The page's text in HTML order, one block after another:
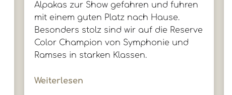
Alpakas zur Show gefahren und fuhren
mit einem guten Platz nach Hause.
Besonders stolz sind wir auf die Reserve
Color Champion von Symphonie und
Ramses in starken Klassen.
Weiterlesen